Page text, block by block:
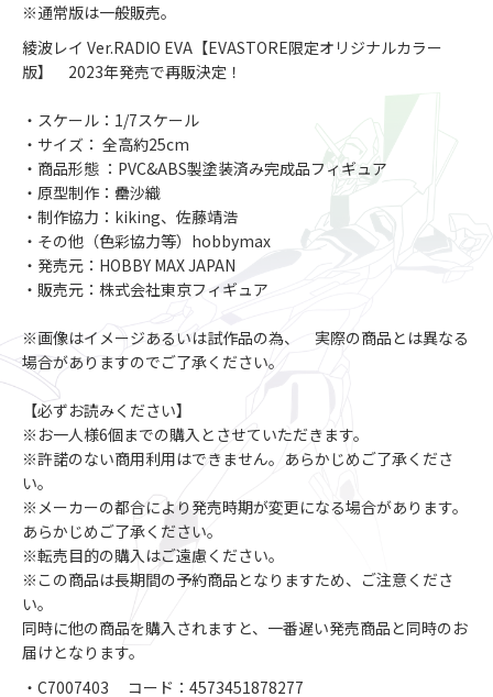
※通常版は一般販売。
綾波レイ Ver.RADIO EVA【EVASTORE限定オリジナルカラー
版】 2023年発売で再販決定！
・スケール：1/7スケール
・サイズ： 全高約25cm
・商品形態 ：PVC&ABS製塗装済み完成品フィギュア
・原型制作：罍沙織
・制作協力：kiking、佐藤靖浩
・その他（色彩協力等）hobbymax
・発売元：HOBBY MAX JAPAN
・販売元：株式会社東京フィギュア
※画像はイメージあるいは試作品の為、 実際の商品とは異なる
場合がありますのでご了承ください。
【必ずお読みください】
※お一人様6個までの購入とさせていただきます。
※許諾のない商用利用はできません。あらかじめご了承くださ
い。
※メーカーの都合により発売時期が変更になる場合があります。
あらかじめご了承ください。
※転売目的の購入はご遠慮ください。
※この商品は長期間の予約商品となりますため、ご注意くださ
い。
同時に他の商品を購入されますと、一番遅い発売商品と同時のお
届けとなります。
・C7007403 コード：4573451878277